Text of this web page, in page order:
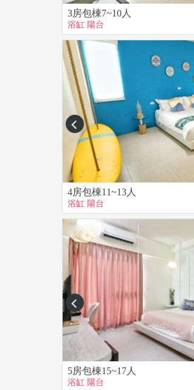
■ 退房檢查無發生寵物隨意便
■ 寵物人住請保持安靜，外出
■ 寵物若因環境不熟悉，焦慮
■ 若有造成房寢需特殊清潔
■ 如無告知私自帶寵物入住者
■ 民宿附近鄰近田園樹林，
閉紗窗門。
【公共區域使用須知】
■ 室內全面禁菸，若有菸味
■ 晚上11點過後KTV禁止歡
■ 吧檯水龍頭左側為RO水開
■ 提供簡易烹煮用具，擔心食
■ 請勿自行佈置黏貼，若環
■ 退還押金標準：屋內之傢俱
■ 請將垃圾收好集中，使用過
■ 請留意自身與孩童於住宿期
■ 如無告知私自帶寵物入住者
賠償。
■ 民宿鄰近樹林，夏天或是
■ 嚴禁轟趴、嗑藥或吸食毒
【戲水池使用規則】
■ 深度60~70cm
■ 12歲以下兒童請由大人陪同
■ 池畔不可追逐/奔跑「嚴禁跳
■ 請勿在池內飲食、飲酒、禁
3房包棟7~10人
浴缸 陽台
prev
4房包棟11~13人
浴缸 陽台
prev
5房包棟15~17人
浴缸 陽台